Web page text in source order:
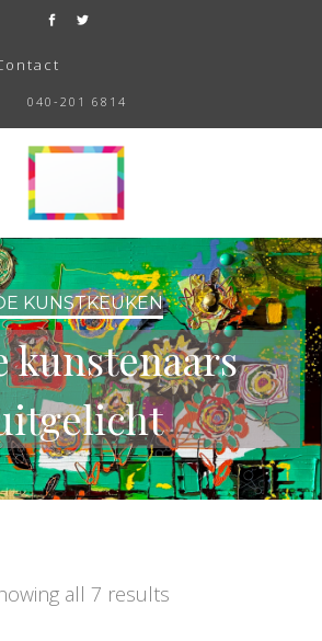
040-201 6814
KUNSTKEUKEN
kunstenaars
all 7 results